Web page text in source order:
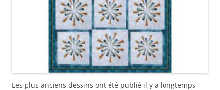
Les plus anciens dessins ont été publié il y a longtemps